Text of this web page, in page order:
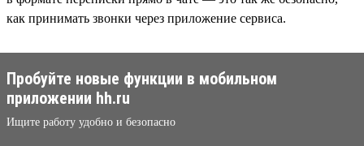
как принимать звонки через приложение сервиса.
Пробуйте новые функции в мобильном
приложении hh.ru
Ищите работу удобно и безопасно